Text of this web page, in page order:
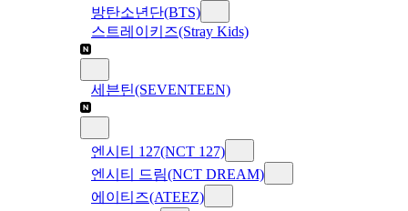
방탄소년단(BTS)
스트레이키즈(Stray Kids)
세븐틴(SEVENTEEN)
엔시티 127(NCT 127)
엔시티 드림(NCT DREAM)
에이티즈(ATEEZ)